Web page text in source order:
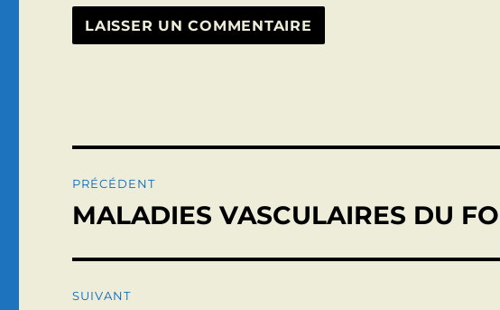
de
PRÉCÉDENT
Publication
MALADIES VASCULAIRES DU
SUIVANT